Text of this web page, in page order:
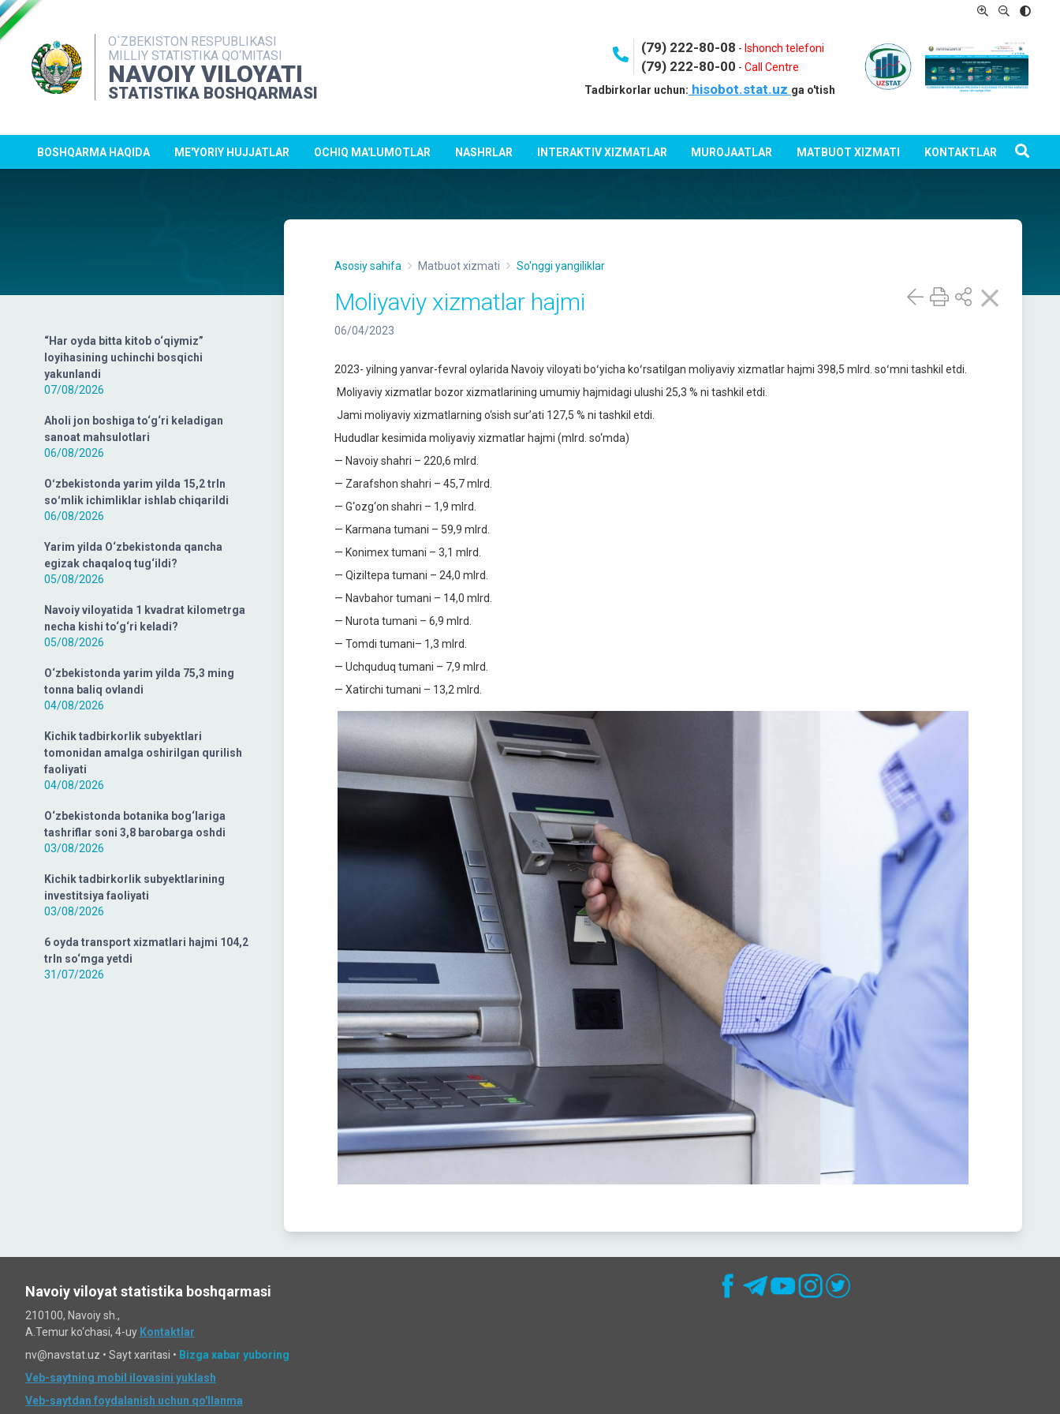
O`ZBEKISTON RESPUBLIKASI
MILLIY STATISTIKA QO‘MITASI
NAVOIY VILOYATI
STATISTIKA BOSHQARMASI
(79) 222-80-08 - Ishonch telefoni
(79) 222-80-00 -Call Centre
Tadbirkorlar uchun: hisobot.stat.uz ga o'tish
BOSHQARMA HAQIDA ME'YORIY HUJJATLAR OCHIQ MA'LUMOTLAR NASHRLAR INTERAKTIV XIZMATLAR MUROJAATLAR MATBUOT XIZMATI KONTAKTLAR
“Har oyda bitta kitob o‘qiymiz”
loyihasining uchinchi bosqichi
yakunlandi
07/08/2026
Aholi jon boshiga to‘g‘ri keladigan
sanoat mahsulotlari
06/08/2026
Oʻzbekistonda yarim yilda 15,2 trln
soʻmlik ichimliklar ishlab chiqarildi
06/08/2026
Yarim yilda O‘zbekistonda qancha
egizak chaqaloq tug‘ildi?
05/08/2026
Navoiy viloyatida 1 kvadrat kilometrga
necha kishi to‘g‘ri keladi?
05/08/2026
O‘zbekistonda yarim yilda 75,3 ming
tonna baliq ovlandi
04/08/2026
Kichik tadbirkorlik subyektlari
tomonidan amalga oshirilgan qurilish
faoliyati
04/08/2026
O‘zbekistonda botanika bog‘lariga
tashriflar soni 3,8 barobarga oshdi
03/08/2026
Kichik tadbirkorlik subyektlarining
investitsiya faoliyati
03/08/2026
6 oyda transport xizmatlari hajmi 104,2
trln so‘mga yetdi
31/07/2026
Asosiy sahifa Matbuot xizmati So'nggi yangiliklar
Moliyaviy xizmatlar hajmi
06/04/2023
2023- yilning yanvar-fevral oylarida Navoiy viloyati boʻyicha koʻrsatilgan moliyaviy xizmatlar hajmi 398,5 mlrd. soʻmni tashkil etdi.
Moliyaviy xizmatlar bozor xizmatlarining umumiy hajmidagi ulushi 25,3 % ni tashkil etdi.
Jami moliyaviy xizmatlarning o‘sish sur’ati 127,5 % ni tashkil etdi.
Hududlar kesimida moliyaviy xizmatlar hajmi (mlrd. so‘mda)
— Navoiy shahri – 220,6 mlrd.
— Zarafshon shahri – 45,7 mlrd.
— G‘ozg‘on shahri – 1,9 mlrd.
— Karmana tumani – 59,9 mlrd.
— Konimex tumani – 3,1 mlrd.
— Qiziltepa tumani – 24,0 mlrd.
— Navbahor tumani – 14,0 mlrd.
— Nurota tumani – 6,9 mlrd.
— Tomdi tumani– 1,3 mlrd.
— Uchquduq tumani – 7,9 mlrd.
— Xatirchi tumani – 13,2 mlrd.
Navoiy viloyat statistika boshqarmasi
210100, Navoiy sh.,
A.Temur ko‘chаsi, 4-uy Kontaktlar
nv@navstat.uz • Sayt xaritasi • Bizga xabar yuboring
Veb-saytning mobil ilovasini yuklash
Veb-saytdan foydalanish uchun qo'llanma